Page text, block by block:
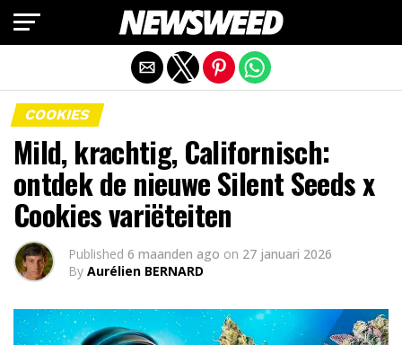
COOKIES
Mild, krachtig, Californisch:
ontdek de nieuwe Silent Seeds x
Cookies variëteiten
Published 6 maanden ago on 27 januari 2026
By Aurélien BERNARD
Mobiele versie afsluiten